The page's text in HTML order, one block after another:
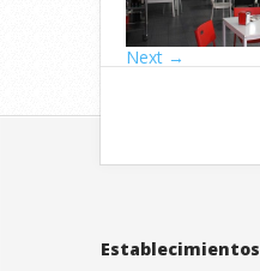
Next →
Establecimientos